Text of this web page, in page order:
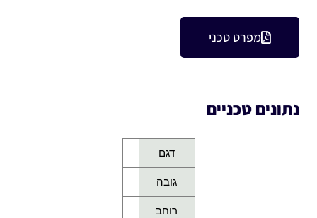
מפרט טכני
נתונים טכניים
דגם
גובה
רוחב